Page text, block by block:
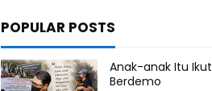
POPULAR POSTS
Anak-anak Itu Ikut
Berdemo